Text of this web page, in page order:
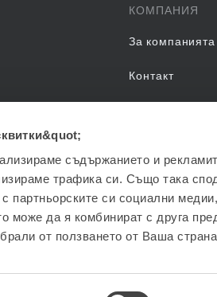
съдържанието и
трафика си. Също така
партньорските си социални
може да я комбинират с друга
от ползването от Ваша
КОМПАНИЯ
За компанията
Контакт